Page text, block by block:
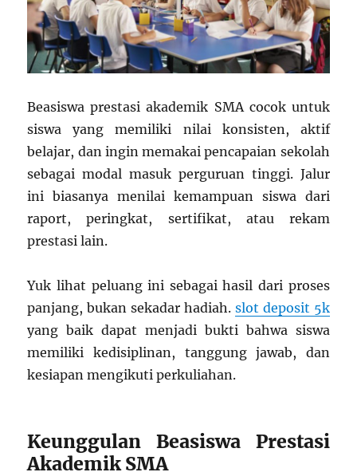
Beasiswa prestasi akademik SMA cocok untuk
siswa yang memiliki nilai konsisten, aktif
belajar, dan ingin memakai pencapaian sekolah
sebagai modal masuk perguruan tinggi. Jalur
ini biasanya menilai kemampuan siswa dari
raport, peringkat, sertifikat, atau rekam
prestasi lain.
Yuk lihat peluang ini sebagai hasil dari proses
panjang, bukan sekadar hadiah. slot deposit 5k
yang baik dapat menjadi bukti bahwa siswa
memiliki kedisiplinan, tanggung jawab, dan
kesiapan mengikuti perkuliahan.
Keunggulan Beasiswa Prestasi
Akademik SMA